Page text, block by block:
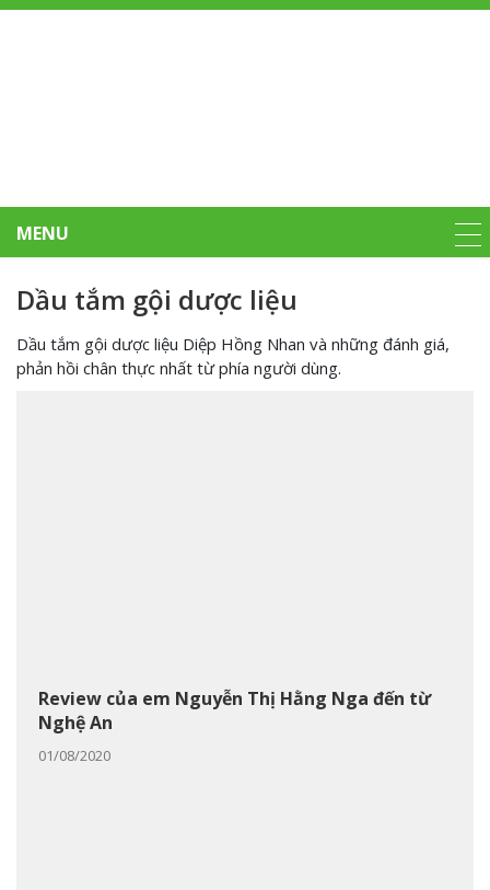
MENU
Dầu tắm gội dược liệu
Dầu tắm gội dược liệu Diệp Hồng Nhan và những đánh giá,
phản hồi chân thực nhất từ phía người dùng.
Review của em Nguyễn Thị Hằng Nga đến từ
Nghệ An
01/08/2020